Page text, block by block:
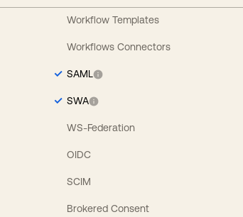
Workflow Templates
Workflows Connectors
SAML
SWA
WS-Federation
OIDC
SCIM
Brokered Consent